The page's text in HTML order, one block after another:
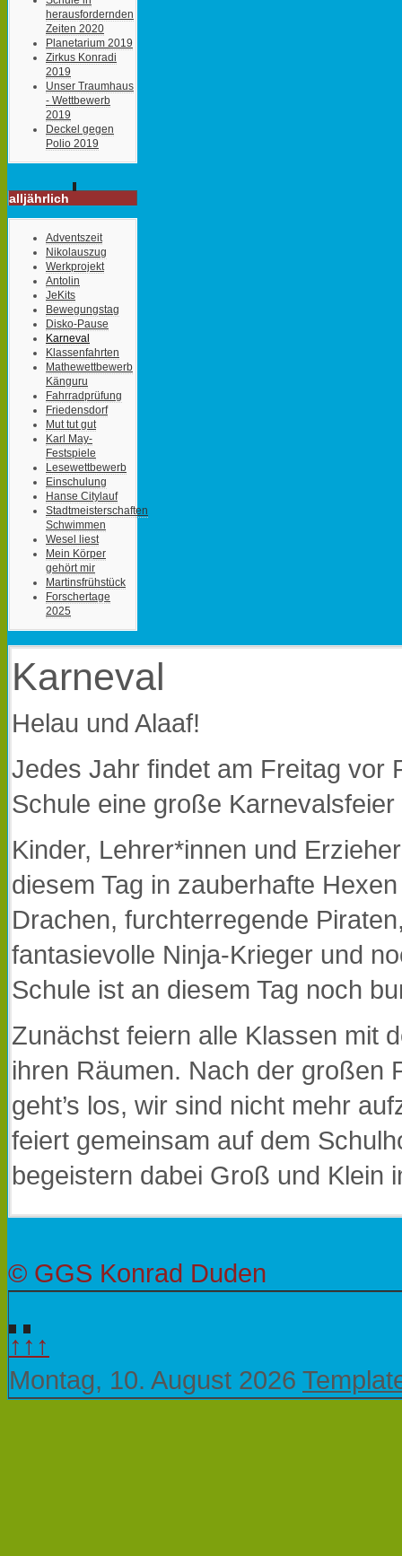
herausfordernden
Zeiten 2020
Planetarium 2019
Zirkus Konradi
2019
Unser Traumhaus
- Wettbewerb
2019
Deckel gegen
Polio 2019
alljährlich
Adventszeit
Nikolauszug
Werkprojekt
Antolin
JeKits
Bewegungstag
Disko-Pause
Karneval
Klassenfahrten
Mathewettbewerb
Känguru
Fahrradprüfung
Friedensdorf
Mut tut gut
Karl May-
Festspiele
Lesewettbewerb
Einschulung
Hanse Citylauf
Stadtmeisterschaften
Schwimmen
Wesel liest
Mein Körper
gehört mir
Martinsfrühstück
Forschertage
2025
Karneval
Helau und Alaaf!
Jedes Jahr findet am Freitag vor
Schule eine große Karnevalsfeier
Kinder, Lehrer*innen und
diesem Tag in zauberhafte
Drachen, furchterregende
fantasievolle Ninja-Krieger und
Schule ist an diesem Tag noch
Zunächst feiern alle Klassen mit
ihren Räumen. Nach der großen
geht’s los, wir sind nicht mehr
feiert gemeinsam auf dem
begeistern dabei Groß und Klein
© GGS Konrad Duden
↑↑↑
Montag, 10. August 2026